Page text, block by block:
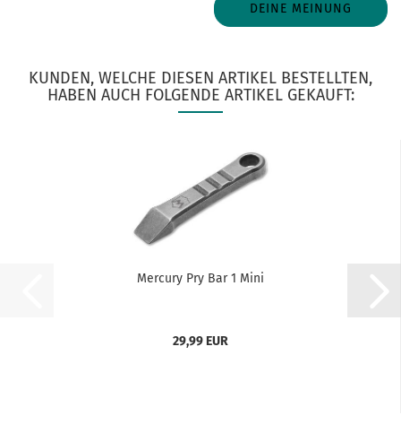
DEINE MEINUNG
KUNDEN, WELCHE DIESEN ARTIKEL BESTELLTEN,
HABEN AUCH FOLGENDE ARTIKEL GEKAUFT:
Mercury Pry Bar 1 Mini
29,99 EUR